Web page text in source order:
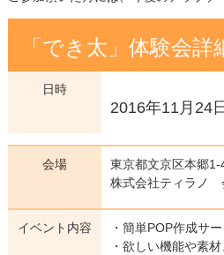
「でき太」体験会詳
日時
2016年11月24
会場
東京都文京区本郷
株式会社ティラノ
イベント内容
・簡単POP作成サ
・欲しい機能や素